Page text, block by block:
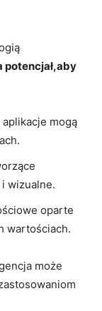
aplikacje mogą
wizualne.
oparte
wartościach.
może